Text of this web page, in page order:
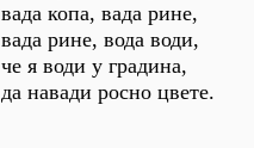
вада копа, вада рине,
вада рине, вода води,
че я води у градина,
да навади росно цвете.